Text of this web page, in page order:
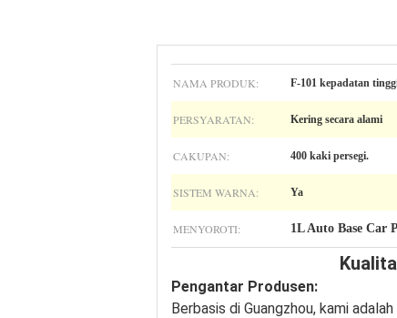
NAMA PRODUK: F-101 kepadatan
PERSYARATAN: Kering secara alami
CAKUPAN: 400 kaki persegi.
SISTEM WARNA: Ya
MENYOROTI: 1L Auto Base Car
Pengantar Produsen:
Berbasis di Guangzhou, kami